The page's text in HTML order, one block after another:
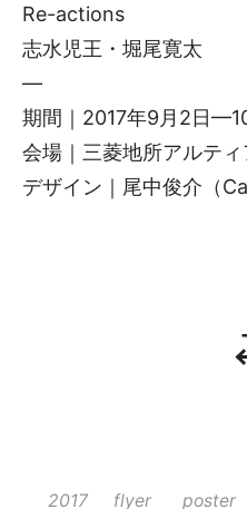
Re-actions
志水児王・堀尾寛太
—
期間｜2017年9月2日
会場｜三菱地所アルティ
デザイン｜尾中俊介（
2017 flyer poster